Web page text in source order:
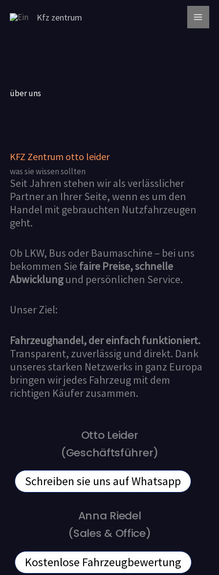
Inhalt
Kfz zentrum
über uns
KFZ Zentrum otto leider
was sie wissen sollten
Seit Jahren stehen wir als verlässlicher
Partner an Ihrer Seite, wenn es um den
Handel mit gebrauchten Nutzfahrzeugen
geht.
Ob LKW, Bus oder Baumaschine – bei uns
bekommen Sie faire Preise, schnelle
Abwicklungund persönlichen Service.
Unser Ziel:
Fahrzeughandel, der einfach funktioniert.
Transparent, zuverlässig und direkt. Dank
unseres starken Netzwerks in ganz Europa
bringen wir jedes Fahrzeug mit dem
richtigen Käufer zusammen.
Otto Leider
(Geschäftsführer)
Schreiben sie uns auf Whatsapp
Anna Riedel
(Sales & Office)
Kostenlose Fahrzeugbewertung